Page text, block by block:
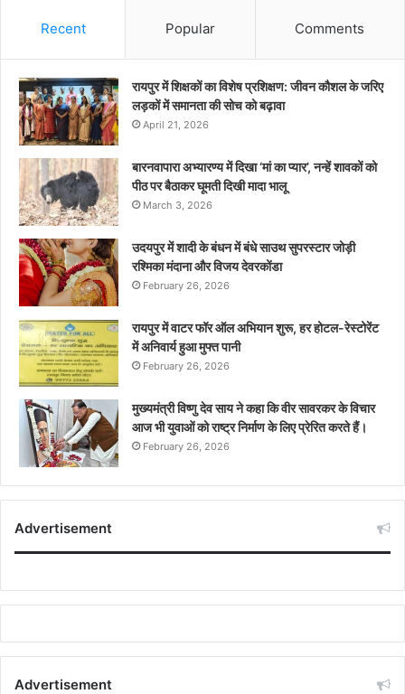
Recent Popular Comments
रायपुर में शिक्षकों का विशेष प्रशिक्षण: जीवन कौशल के जरिए
लड़कों में समानता की सोच को बढ़ावा
April 21, 2026
बारनवापारा अभ्यारण्य में दिखा ‘मां का प्यार’, नन्हें शावकों को
पीठ पर बैठाकर घूमती दिखी मादा भालू
March 3, 2026
उदयपुर में शादी के बंधन में बंधे साउथ सुपरस्टार जोड़ी
रश्मिका मंदाना और विजय देवरकोंडा
February 26, 2026
रायपुर में वाटर फॉर ऑल अभियान शुरू, हर होटल-रेस्टोरेंट
में अनिवार्य हुआ मुफ्त पानी
February 26, 2026
मुख्यमंत्री विष्णु देव साय ने कहा कि वीर सावरकर के विचार
आज भी युवाओं को राष्ट्र निर्माण के लिए प्रेरित करते हैं।
February 26, 2026
Advertisement
Advertisement